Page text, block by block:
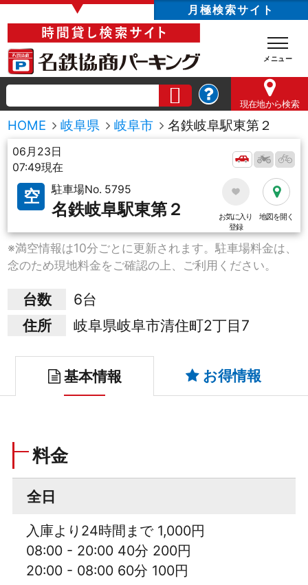
▼ 月極検索サイト
現在地から検索
HOME 岐阜県 岐阜市 名鉄岐阜駅東第２
06月23日
07:49現在
空 駐車場No. 5795
名鉄岐阜駅東第２
お気に入り
登録
地図を開く
※満空情報は10分ごとに更新されます。駐車場料金は、
念のため現地料金をご確認の上、ご利用ください。
台数
6台
住所
岐阜県岐阜市清住町2丁目7
基本情報 お得情報
料金
全日
入庫より24時間まで 1,000円
08:00 - 20:00 40分 200円
20:00 - 08:00 60分 100円